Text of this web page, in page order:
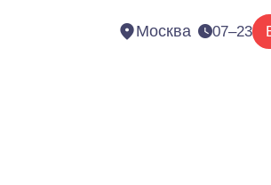
Москва 07–23